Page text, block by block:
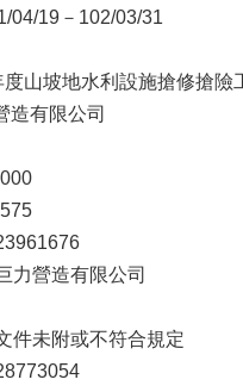
04/19－102/03/31
度山坡地水利設施搶修搶
造有限公司
力營造有限公司
件未附或不符合規定